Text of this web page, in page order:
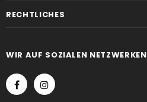
RECHTLICHES
WIR AUF SOZIALEN NETZWERKEN